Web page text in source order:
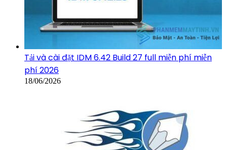
Tải và cài đặt IDM 6.42 Build 27 full miễn phí miễn
phí 2026
18/06/2026